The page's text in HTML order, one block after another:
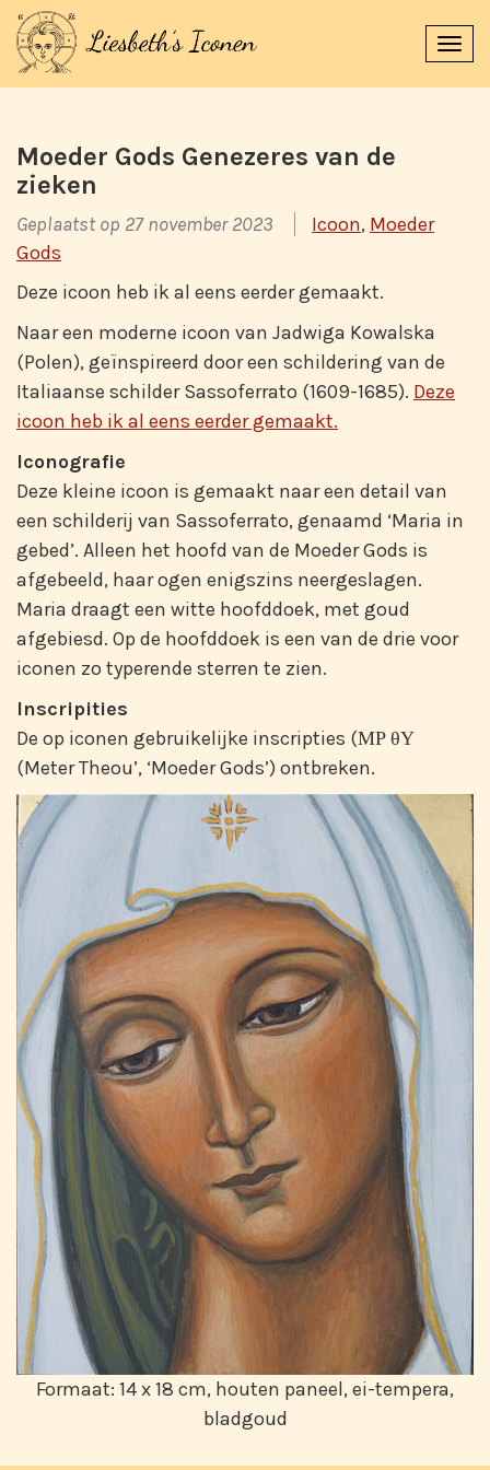
Moeder Gods Genezeres van de
zieken
Geplaatst op 27 november 2023 Icoon, Moeder
Gods
Deze icoon heb ik al eens eerder gemaakt.
Naar een moderne icoon van Jadwiga Kowalska
(Polen), geïnspireerd door een schildering van de
Italiaanse schilder Sassoferrato (1609-1685). Deze
icoon heb ik al eens eerder gemaakt.
Iconografie
Deze kleine icoon is gemaakt naar een detail van
een schilderij van Sassoferrato, genaamd ‘Maria in
gebed’. Alleen het hoofd van de Moeder Gods is
afgebeeld, haar ogen enigszins neergeslagen.
Maria draagt een witte hoofddoek, met goud
afgebiesd. Op de hoofddoek is een van de drie voor
iconen zo typerende sterren te zien.
Inscripities
De op iconen gebruikelijke inscripties (ΜΡ θΥ
(Meter Theou’, ‘Moeder Gods’) ontbreken.
Formaat: 14 x 18 cm, houten paneel, ei-tempera,
bladgoud